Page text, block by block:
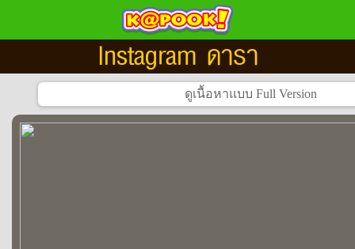
Instagram ดารา